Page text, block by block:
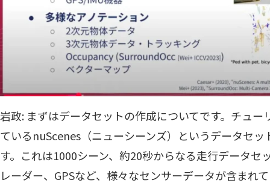
岩政: まずはデータセットの作成についてです。チュ
ているnuScenes（ニューシーンズ）というデータセ
す。これは1000シーン、約20秒からなる走行データセ
レーダー、GPSなど、様々なセンサーデータが含まれ